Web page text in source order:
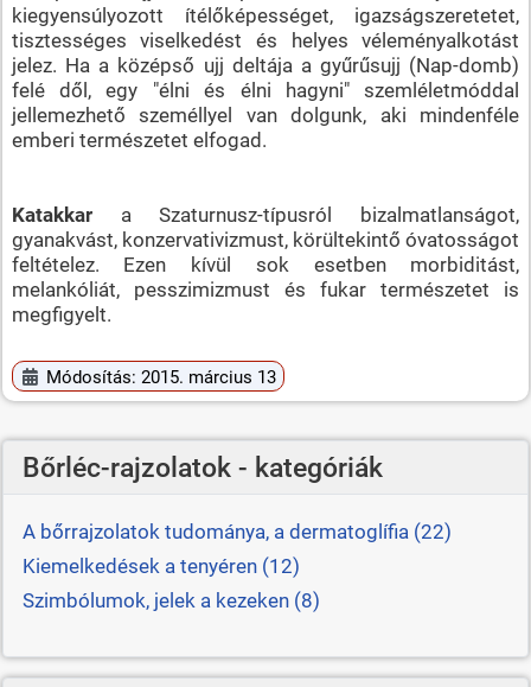
kiegyensúlyozott ítélőképességet, igazságszeretetet,
tisztességes viselkedést és helyes véleményalkotást
jelez. Ha a középső ujj deltája a gyűrűsujj (Nap-domb)
felé dől, egy "élni és élni hagyni" szemléletmóddal
jellemezhető személlyel van dolgunk, aki mindenféle
emberi természetet elfogad.
Katakkara Szaturnusz-típusról bizalmatlanságot,
gyanakvást, konzervativizmust, körültekintő óvatosságot
feltételez. Ezen kívül sok esetben morbiditást,
melankóliát, pesszimizmust és fukar természetet is
megfigyelt.
Módosítás: 2015. március 13
Bőrléc-rajzolatok - kategóriák
A bőrrajzolatok tudománya, a dermatoglífia (22)
Kiemelkedések a tenyéren (12)
Szimbólumok, jelek a kezeken (8)